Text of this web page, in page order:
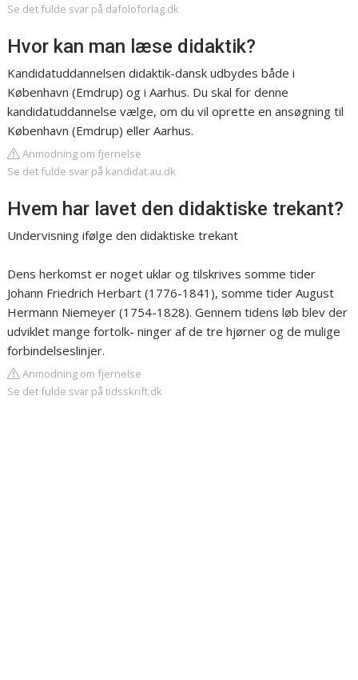
Se det fulde svar på dafoloforlag.dk
Hvor kan man læse didaktik?
Kandidatuddannelsen didaktik-dansk udbydes både i
København (Emdrup) og i Aarhus. Du skal for denne
kandidatuddannelse vælge, om du vil oprette en ansøgning til
København (Emdrup) eller Aarhus.
Anmodning om fjernelse
Se det fulde svar på kandidat.au.dk
Hvem har lavet den didaktiske trekant?
Undervisning ifølge den didaktiske trekant
Dens herkomst er noget uklar og tilskrives somme tider
Johann Friedrich Herbart (1776-1841), somme tider August
Hermann Niemeyer (1754-1828). Gennem tidens løb blev der
udviklet mange fortolk- ninger af de tre hjørner og de mulige
forbindelseslinjer.
Anmodning om fjernelse
Se det fulde svar på tidsskrift.dk